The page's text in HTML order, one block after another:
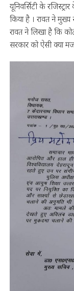
यूनिवर्सिटी के
किया है । रावत ने
रावत ने लिखा है कि
सरकार को ऐसी क्या